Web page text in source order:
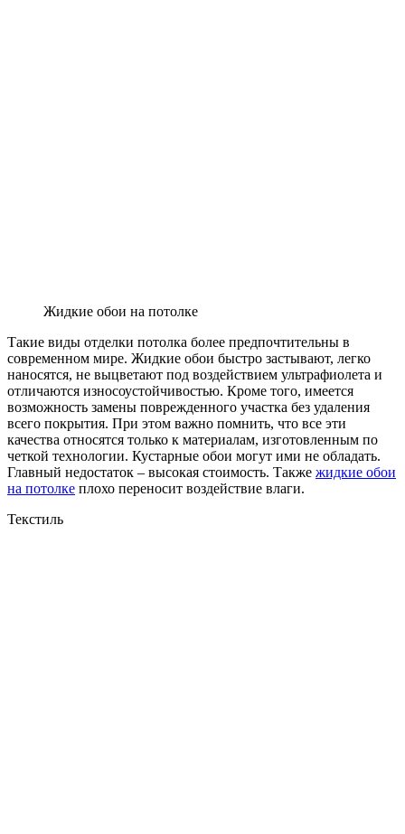
Жидкие обои на потолке
Такие виды отделки потолка более предпочтительны в
современном мире. Жидкие обои быстро застывают, легко
наносятся, не выцветают под воздействием ультрафиолета и
отличаются износоустойчивостью. Кроме того, имеется
возможность замены поврежденного участка без удаления
всего покрытия. При этом важно помнить, что все эти
качества относятся только к материалам, изготовленным по
четкой технологии. Кустарные обои могут ими не обладать.
Главный недостаток – высокая стоимость. Также жидкие обои
на потолке плохо переносит воздействие влаги.
Текстиль